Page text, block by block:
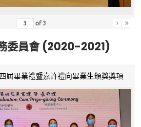
of3 › »
委員會 (2020-2021)
屆畢業禮暨嘉許禮向畢業生頒獎獎項